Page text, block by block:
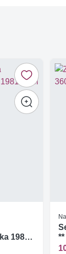
1981
**